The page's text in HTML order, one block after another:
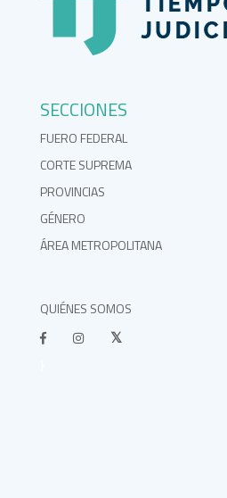
SECCIONES
FUERO FEDERAL
CORTE SUPREMA
PROVINCIAS
GÉNERO
ÁREA METROPOLITANA
QUIÉNES SOMOS